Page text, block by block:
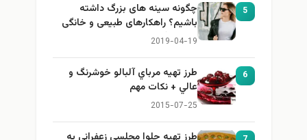
5
چگونه سینه های بزرگ داشته
باشیم؟ راهکارهای طبیعی و خانگی
برای بزرگ کردن سینه
2019-04-19
6
طرز تهيه مرباي آلبالو خوشرنگ و
عالي + نكات مهم
2015-07-25
طرز تهيه حلوا مجلسي زعفراني به